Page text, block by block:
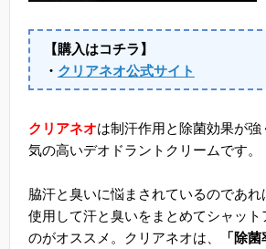
【購入はコチラ】
・ クリアネオ公式サイト
クリアネオは制汗作用と除菌効果が強
気の高いデオドラントクリームです。
脇汗と臭いに悩まされているのであ
使用して汗と臭いをまとめてシャット
のがオススメ。クリアネオは、
「除